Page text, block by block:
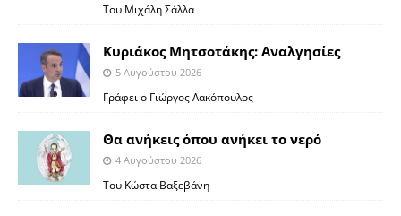
Του Μιχάλη Σάλλα
Κυριάκος Μητσοτάκης: Αναλγησίες
5 Αυγούστου 2026
Γράφει ο Γιώργος Λακόπουλος
Θα ανήκεις όπου ανήκει το νερό
4 Αυγούστου 2026
Του Κώστα Βαξεβάνη